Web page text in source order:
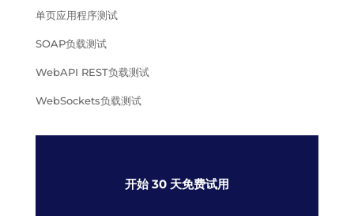
单页应用程序测试
SOAP负载测试
WebAPI REST负载测试
WebSockets负载测试
开始 30 天免费试用